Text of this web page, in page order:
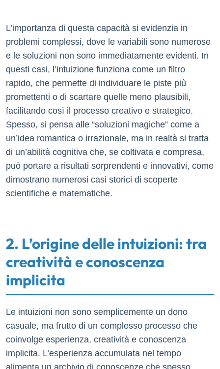
L’importanza di questa capacità si evidenzia in
problemi complessi, dove le variabili sono numerose
e le soluzioni non sono immediatamente evidenti. In
questi casi, l’intuizione funziona come un filtro
rapido, che permette di individuare le piste più
promettenti o di scartare quelle meno plausibili,
facilitando così il processo creativo e strategico.
Spesso, si pensa alle “soluzioni magiche” come a
un’idea romantica o irrazionale, ma in realtà si tratta
di un’abilità cognitiva che, se coltivata e compresa,
può portare a risultati sorprendenti e innovativi, come
dimostrano numerosi casi storici di scoperte
scientifiche e matematiche.
2. L’origine delle intuizioni: tra
creatività e conoscenza
implicita
Le intuizioni non sono semplicemente un dono
casuale, ma frutto di un complesso processo che
coinvolge esperienza, creatività e conoscenza
implicita. L’esperienza accumulata nel tempo
alimenta un archivio di conoscenze che spesso